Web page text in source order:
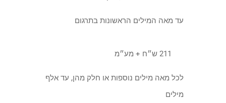
עד מאה המילים הראשונות בתרגום
לכל מאה מילים נוספות או חלק מהן, עד אלף
מילים